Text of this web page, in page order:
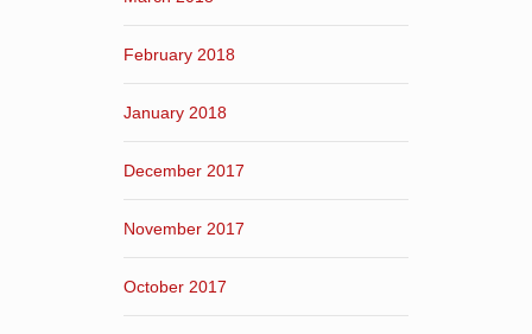
February 2018
January 2018
December 2017
November 2017
October 2017